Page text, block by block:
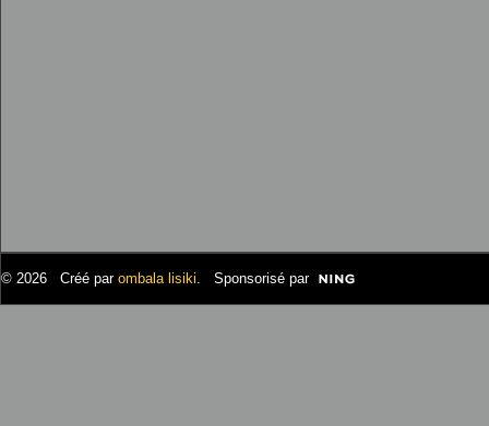
© 2026 Créé par ombala lisiki. Sponsorisé par